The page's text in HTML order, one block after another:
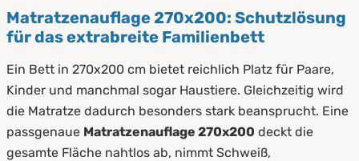
Matratzenauflage 270x200: Schutzlösung
für das extrabreite Familienbett
Ein Bett in 270x200 cm bietet reichlich Platz für Paare,
Kinder und manchmal sogar Haustiere. Gleichzeitig wird
die Matratze dadurch besonders stark beansprucht. Eine
passgenaue Matratzenauflage 270x200 deckt die
gesamte Fläche nahtlos ab, nimmt Schweiß,